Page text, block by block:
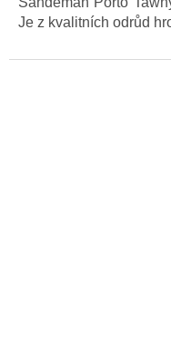
Je z kvalitních odrůd